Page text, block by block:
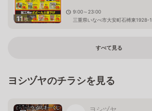
11枚
9:00～23:00
三重県いなべ市大安町石榑東1928-1
すべて見る
ヨシヅヤのチラシを見る